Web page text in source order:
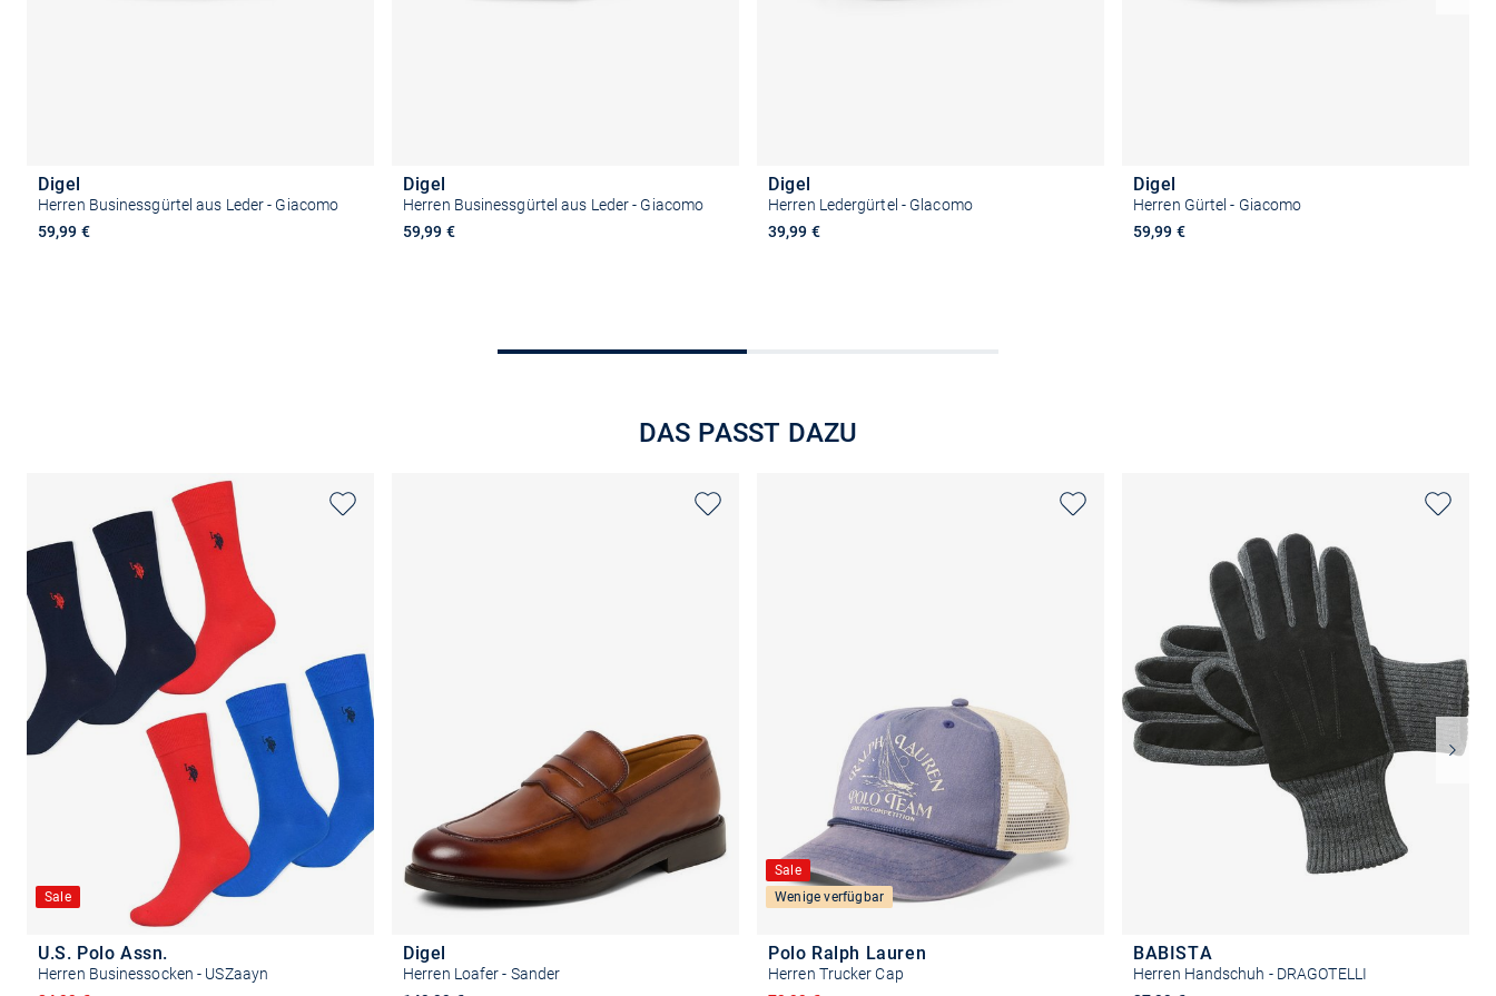
Digel
Herren Businessgürtel aus Leder - Giacomo
59,99 €
Digel
Herren Businessgürtel aus Leder - Giacomo
59,99 €
Größe auswählen
Digel
Herren Ledergürtel - Glacomo
39,99 €
Digel
Herren Gürtel - Giacomo
59,99 €
DAS PASST DAZU
Sale
U.S. Polo Assn.
Herren Businessocken - USZaayn
Digel
Herren Loafer - Sander
Sale
Wenige verfügbar
Polo Ralph Lauren
Herren Trucker Cap
BABISTA
Herren Handschuh - DRAGOTELLI